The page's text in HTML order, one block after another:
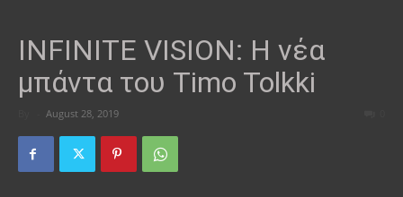
INFINITE VISION: Η νέα
μπάντα του Timo Tolkki
August 28, 2019